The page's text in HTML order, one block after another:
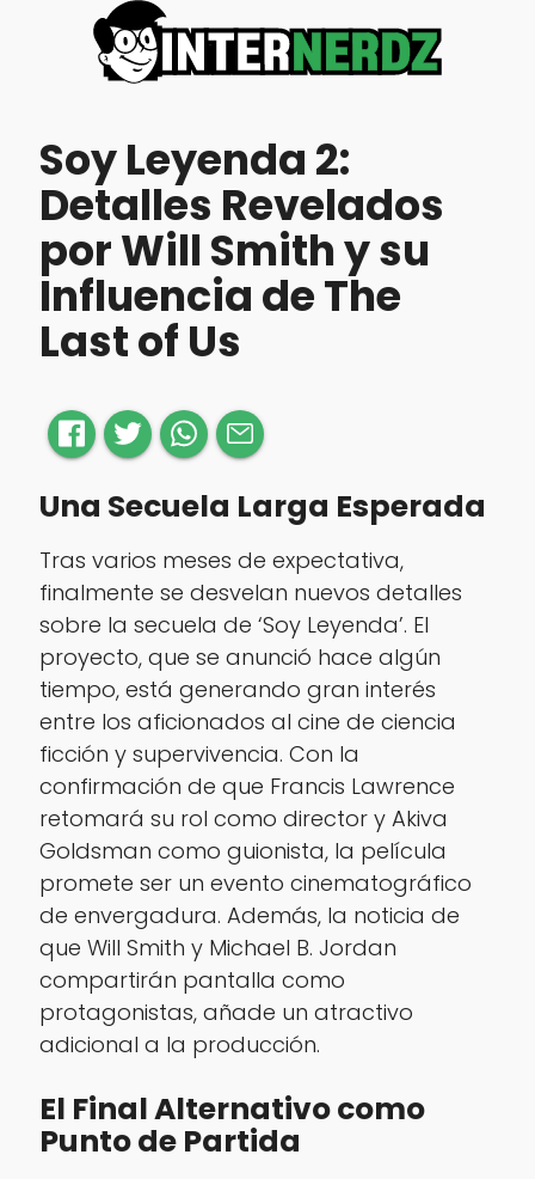
Soy Leyenda 2:
Detalles Revelados
por Will Smith y su
Influencia de The
Last of Us
Una Secuela Larga Esperada
Tras varios meses de expectativa,
finalmente se desvelan nuevos detalles
sobre la secuela de ‘Soy Leyenda’. El
proyecto, que se anunció hace algún
tiempo, está generando gran interés
entre los aficionados al cine de ciencia
ficción y supervivencia. Con la
confirmación de que Francis Lawrence
retomará su rol como director y Akiva
Goldsman como guionista, la película
promete ser un evento cinematográfico
de envergadura. Además, la noticia de
que Will Smith y Michael B. Jordan
compartirán pantalla como
protagonistas, añade un atractivo
adicional a la producción.
El Final Alternativo como
Punto de Partida